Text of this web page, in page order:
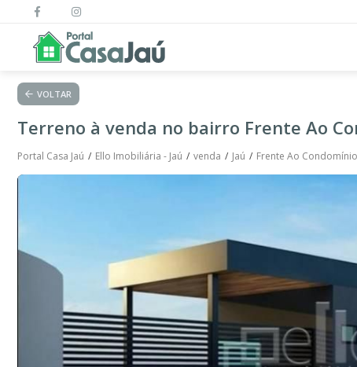
VOLTAR
Terreno à venda no bairro Frente Ao
Portal Casa Jaú Ello Imobiliária - Jaú venda Jaú Frente Ao